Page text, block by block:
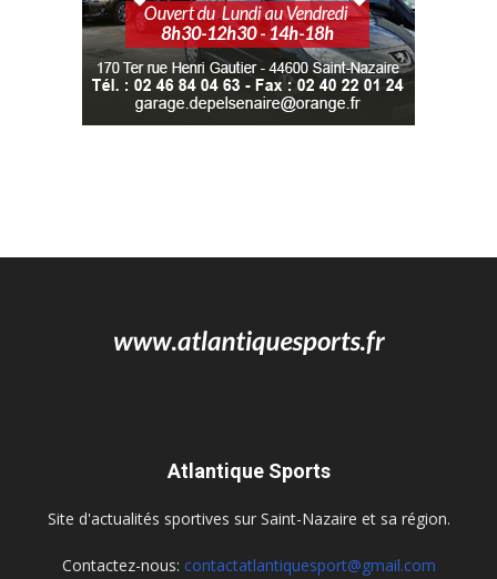
Atlantique Sports
Site d'actualités sportives sur Saint-Nazaire et sa région.
Contactez-nous: contactatlantiquesport@gmail.com